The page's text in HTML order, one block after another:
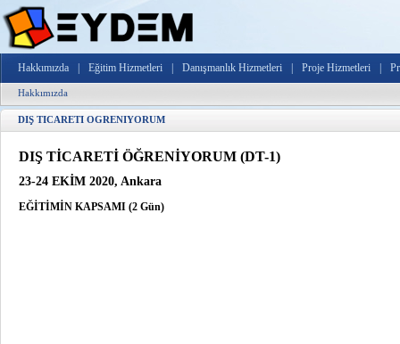
Hakkımızda Eğitim Hizmetleri Danışmanlık Hizmetleri Proje Hizmetleri
Hakkımızda
DIŞ TICARETI OGRENIYORUM
DIŞ TİCARETİ ÖĞRENİYORUM (DT-1)
23-24 EKİM 2020, Ankara
EĞİTİMİN KAPSAMI (2 Gün)